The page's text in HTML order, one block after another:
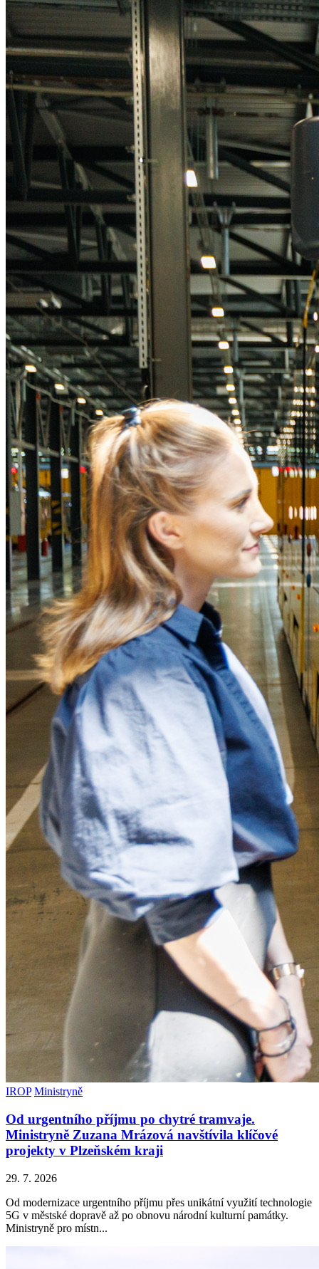
IROP Ministryně
Od urgentního příjmu po chytré tramvaje.
Ministryně Zuzana Mrázová navštívila klíčové
projekty v Plzeňském kraji
29. 7. 2026
Od modernizace urgentního příjmu přes unikátní využití technologie
5G v městské dopravě až po obnovu národní kulturní památky.
Ministryně pro místn...